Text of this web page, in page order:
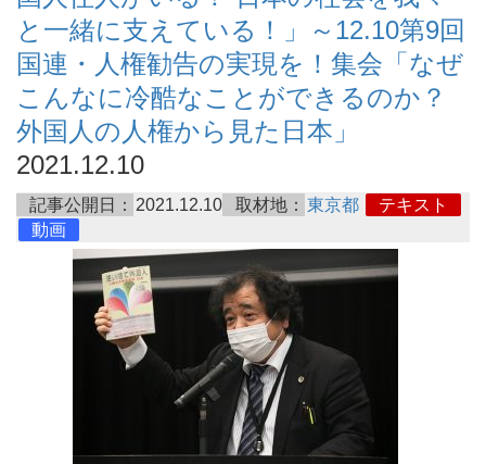
と一緒に支えている！」～12.10第9回
国連・人権勧告の実現を！集会「なぜ
こんなに冷酷なことができるのか？
外国人の人権から見た日本」
2021.12.10
記事公開日： 2021.12.10 取材地： 東京都
テキスト
動画